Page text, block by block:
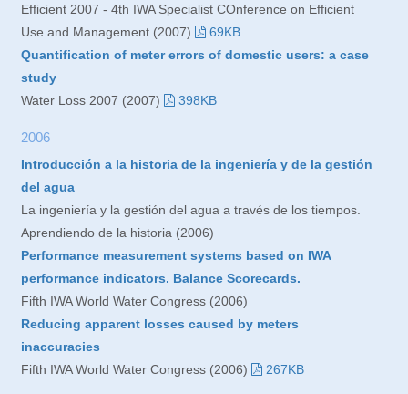
Efficient 2007 - 4th IWA Specialist COnference on Efficient
Use and Management (2007)
69KB
Quantification of meter errors of domestic users: a case
study
Water Loss 2007 (2007)
398KB
2006
Introducción a la historia de la ingeniería y de la gestión
del agua
La ingeniería y la gestión del agua a través de los tiempos.
Aprendiendo de la historia (2006)
Performance measurement systems based on IWA
performance indicators. Balance Scorecards.
Fifth IWA World Water Congress (2006)
Reducing apparent losses caused by meters
inaccuracies
Fifth IWA World Water Congress (2006)
267KB